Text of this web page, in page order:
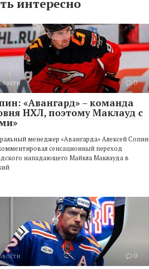
интересно
0
«Авангард» – команда
НХЛ, поэтому Маклауд с
менеджер «Авангарда» Алексей Сопин
сенсационный переход
нападающего Майкла Маклауда в
0